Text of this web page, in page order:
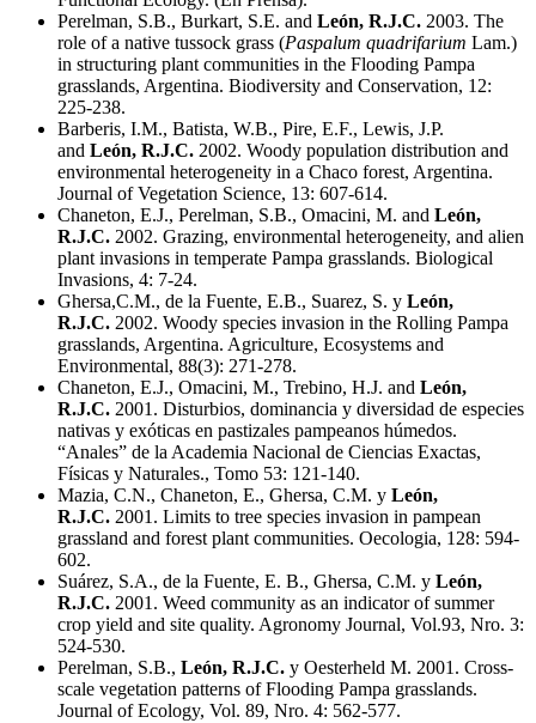
Perelman, S.B., Burkart, S.E. and León, R.J.C. 2003. The
role of a native tussock grass (Paspalum quadrifarium Lam.)
in structuring plant communities in the Flooding Pampa
grasslands, Argentina. Biodiversity and Conservation, 12:
225-238.
Barberis, I.M., Batista, W.B., Pire, E.F., Lewis, J.P.
and León, R.J.C. 2002. Woody population distribution and
environmental heterogeneity in a Chaco forest, Argentina.
Journal of Vegetation Science, 13: 607-614.
Chaneton, E.J., Perelman, S.B., Omacini, M. and León,
R.J.C. 2002. Grazing, environmental heterogeneity, and alien
plant invasions in temperate Pampa grasslands. Biological
Invasions, 4: 7-24.
Ghersa,C.M., de la Fuente, E.B., Suarez, S. y León,
R.J.C. 2002. Woody species invasion in the Rolling Pampa
grasslands, Argentina. Agriculture, Ecosystems and
Environmental, 88(3): 271-278.
Chaneton, E.J., Omacini, M., Trebino, H.J. and León,
R.J.C. 2001. Disturbios, dominancia y diversidad de especies
nativas y exóticas en pastizales pampeanos húmedos.
“Anales” de la Academia Nacional de Ciencias Exactas,
Físicas y Naturales., Tomo 53: 121-140.
Mazia, C.N., Chaneton, E., Ghersa, C.M. y León,
R.J.C. 2001. Limits to tree species invasion in pampean
grassland and forest plant communities. Oecologia, 128: 594-
602.
Suárez, S.A., de la Fuente, E. B., Ghersa, C.M. y León,
R.J.C. 2001. Weed community as an indicator of summer
crop yield and site quality. Agronomy Journal, Vol.93, Nro. 3:
524-530.
Perelman, S.B., León, R.J.C. y Oesterheld M. 2001. Cross-
scale vegetation patterns of Flooding Pampa grasslands.
Journal of Ecology, Vol. 89, Nro. 4: 562-577.